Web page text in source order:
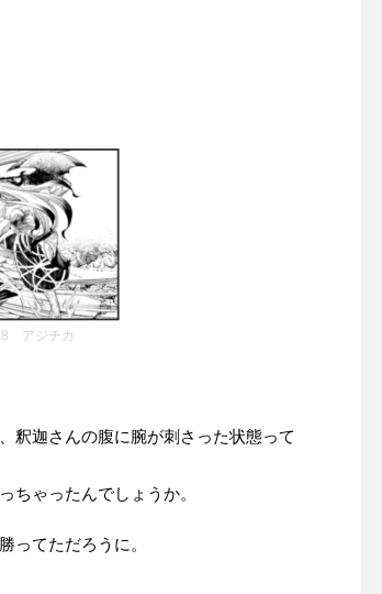
アジチカ
釈迦さんの腹に腕が刺さった状態って
ちゃったんでしょうか。
ってただろうに。